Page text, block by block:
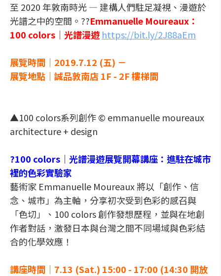
至 2020 年敦南時光 — 建構人們駐足凝視、漫遊於
光譜之中的空間。??Emmanuelle Moureaux：
100 colors｜光譜漫遊 https://bit.ly/2J88aEm
展覽時間｜2019.7.12 (五) －
展覽地點｜誠品敦南店 1F - 2F 樓梯間
▲100 colors系列創作 © emmanuelle moureaux
architecture + design
?100 colors｜光譜漫遊展覽開幕講座：進駐在城市
裡的色彩實驗家
藝術家 Emmanuelle Moureaux 將以「創作、信
念、城市」為主軸，分享初次受到色彩的感召與
「色切」、100 colors 創作發想歷程，並與在地創
作者對話，激發日本與台灣之間不同場域與色彩結
合的化學效應！
講座時間｜7.13 (Sat.) 15:00 - 17:00 (14:30 開放